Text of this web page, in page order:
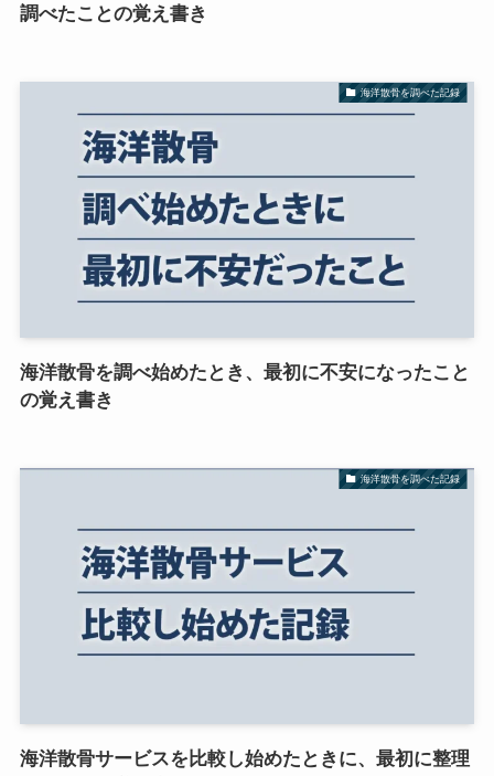
調べたことの覚え書き
海洋散骨を調べた記録
海洋散骨を調べ始めたとき、最初に不安になったこと
の覚え書き
海洋散骨を調べた記録
海洋散骨サービスを比較し始めたときに、最初に整理